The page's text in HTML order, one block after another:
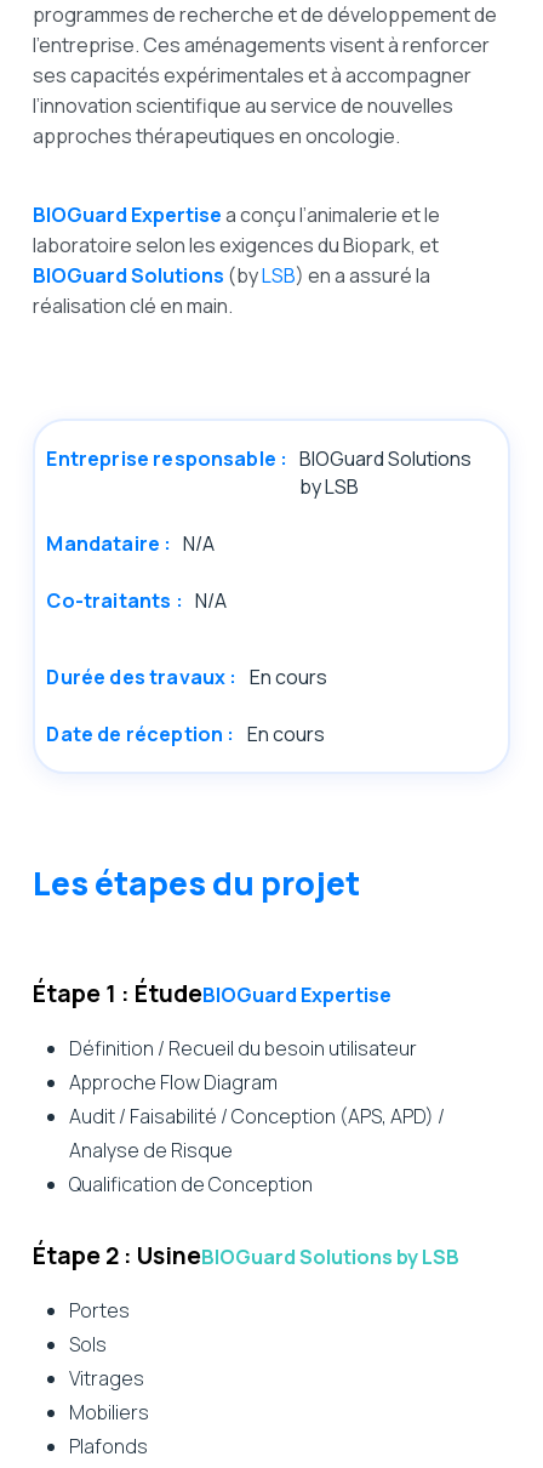
programmes de recherche et de développement de
l’entreprise. Ces aménagements visent à renforcer
ses capacités expérimentales et à accompagner
l’innovation scientifique au service de nouvelles
approches thérapeutiques en oncologie.
BIOGuard Expertisea conçu l’animalerie et le
laboratoire selon les exigences du Biopark, et
BIOGuard Solutions (byLSB) en a assuré la
réalisation clé en main.
Entreprise responsable : BIOGuard Solutions
by LSB
Mandataire : N/A
Co-traitants : N/A
Durée des travaux : En cours
Date de réception : En cours
Les étapes du projet
Étape 1 : ÉtudeBIOGuard Expertise
Définition / Recueil du besoin utilisateur
Approche Flow Diagram
Audit / Faisabilité / Conception (APS, APD) /
Analyse de Risque
Qualification de Conception
Étape 2 : UsineBIOGuard Solutions by LSB
Portes
Sols
Vitrages
Mobiliers
Plafonds